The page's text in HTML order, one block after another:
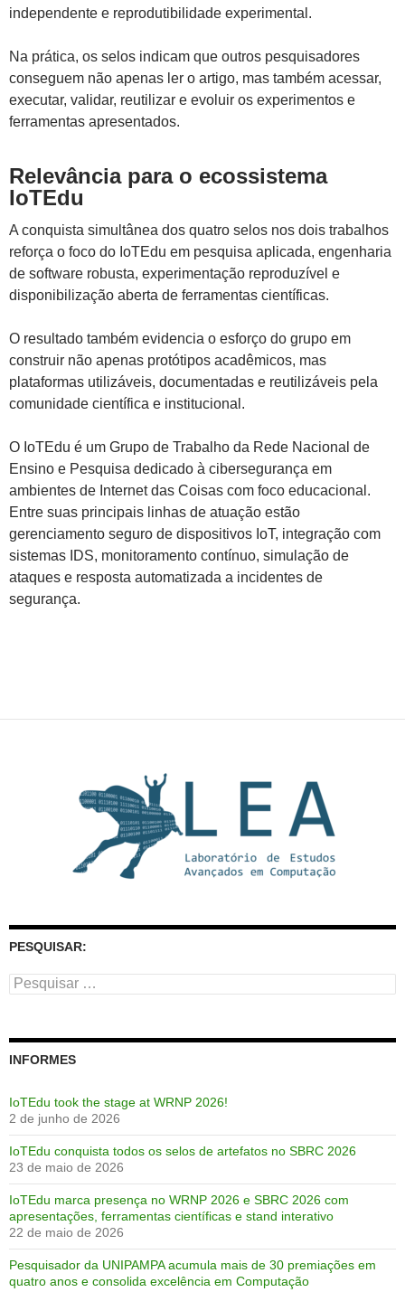
independente e reprodutibilidade experimental.
Na prática, os selos indicam que outros pesquisadores
conseguem não apenas ler o artigo, mas também acessar,
executar, validar, reutilizar e evoluir os experimentos e
ferramentas apresentados.
Relevância para o ecossistema
IoTEdu
A conquista simultânea dos quatro selos nos dois trabalhos
reforça o foco do IoTEdu em pesquisa aplicada, engenharia
de software robusta, experimentação reproduzível e
disponibilização aberta de ferramentas científicas.
O resultado também evidencia o esforço do grupo em
construir não apenas protótipos acadêmicos, mas
plataformas utilizáveis, documentadas e reutilizáveis pela
comunidade científica e institucional.
O IoTEdu é um Grupo de Trabalho da Rede Nacional de
Ensino e Pesquisa dedicado à cibersegurança em
ambientes de Internet das Coisas com foco educacional.
Entre suas principais linhas de atuação estão
gerenciamento seguro de dispositivos IoT, integração com
sistemas IDS, monitoramento contínuo, simulação de
ataques e resposta automatizada a incidentes de
segurança.
PESQUISAR:
Pesquisar
por:
INFORMES
IoTEdu took the stage at WRNP 2026!
2 de junho de 2026
IoTEdu conquista todos os selos de artefatos no SBRC 2026
23 de maio de 2026
IoTEdu marca presença no WRNP 2026 e SBRC 2026 com
apresentações, ferramentas científicas e stand interativo
22 de maio de 2026
Pesquisador da UNIPAMPA acumula mais de 30 premiações em
quatro anos e consolida excelência em Computação